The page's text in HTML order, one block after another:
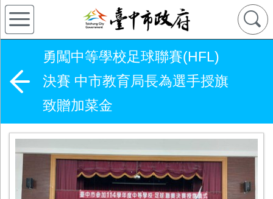
勇闖中等學校足球聯賽(HFL)
決賽 中市教育局長為選手授旗
致贈加菜金